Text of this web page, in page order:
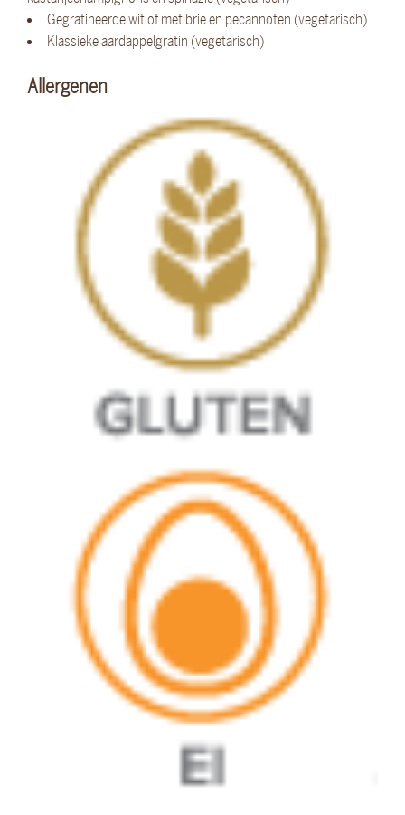
Gegratineerde witlof met brie en pecannoten (vegetarisch)
Klassieke aardappelgratin (vegetarisch)
Allergenen